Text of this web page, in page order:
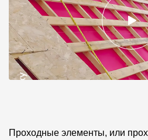
Проходные элементы, или